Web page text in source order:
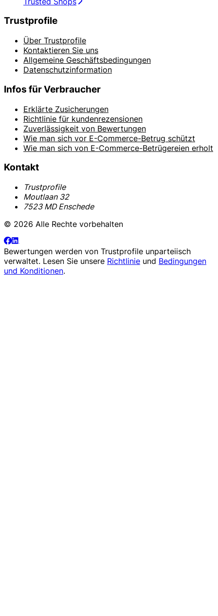
Trustprofile
Über Trustprofile
Kontaktieren Sie uns
Allgemeine Geschäftsbedingungen
Datenschutzinformation
Infos für Verbraucher
Erklärte Zusicherungen
Richtlinie für kundenrezensionen
Zuverlässigkeit von Bewertungen
Wie man sich vor E-Commerce-Betrug schützt
Wie man sich von E-Commerce-Betrügereien erholt
Kontakt
Trustprofile
Moutlaan 32
7523 MD Enschede
© 2026 Alle Rechte vorbehalten
Bewertungen werden von Trustprofile unparteiisch
verwaltet. Lesen Sie unsere Richtlinie und Bedingungen
und Konditionen.